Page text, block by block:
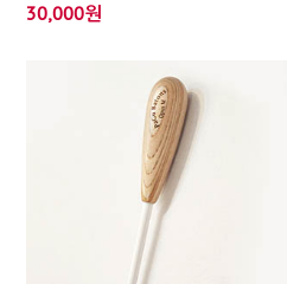
30,000원